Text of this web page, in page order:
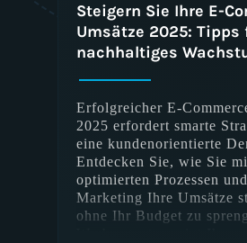
Content Marketing
Social Media
Steigern Sie Ihre E-
Umsätze 2025: Tipps
nachhaltiges
Erfolgreicher E-
2025 erfordert smarte
eine kundenorientierte
Entdecken Sie, wie Sie
optimierten Prozessen
Marketing Ihre Umsätze
ohne Ihr Budget zu
Werbeagentur zeigt Ihnen